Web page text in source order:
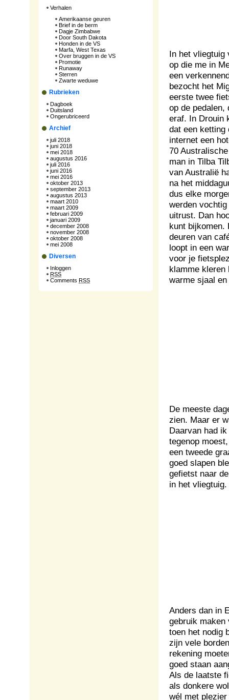
Verhalen
Amerikaanse geuren
Brief in de berm
Dagje Zimbabwe
Door South Dakota
Honden in de VS
Marfa, West Texas
Over bruggen in de VS
Promotie
Runaway
Sterren
Zwarte weduwe
Rubrieken
Dagboek
Duitsland
Ongerubriceerd
Archief
juli 2018
juni 2018
mei 2018
augustus 2016
juli 2016
juni 2016
mei 2016
oktober 2013
september 2013
augustus 2013
maart 2010
maart 2009
februari 2009
januari 2009
december 2008
november 2008
oktober 2008
mei 2008
Diversen
Inloggen
RSS
Comments RSS
In het vliegtuig
op die me in
een
bezocht het
eerste twee
op de pedalen,
eraf. In Drouin
dat een ketting
internet een
70
man in Tilba
van Australië
na het
dus elke
werden
uitrust. Dan
kunt bijkomen.
deuren van
loopt in een
voor je
klamme kleren
warme sjaal
De meeste
zien. Maar er
Daarvan had
tegenop
een tweede
goed slapen
gefietst naar
in het vliegtuig.
Anders dan in
gebruik maken
toen het nodig
zijn vele
rekening
goed staan
Als de laatste
als donkere
wél met plezier